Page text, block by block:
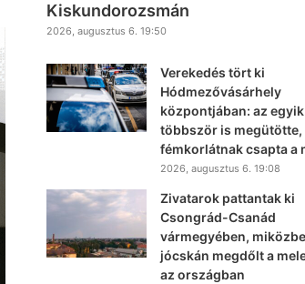
Kiskundorozsmán
2026, augusztus 6. 19:50
Verekedés tört ki
Hódmezővásárhely
központjában: az
többször is megütötte,
fémkorlátnak csapta a
2026, augusztus 6. 19:08
Zivatarok pattantak ki
Csongrád-Csanád
vármegyében,
jócskán megdőlt a
az országban